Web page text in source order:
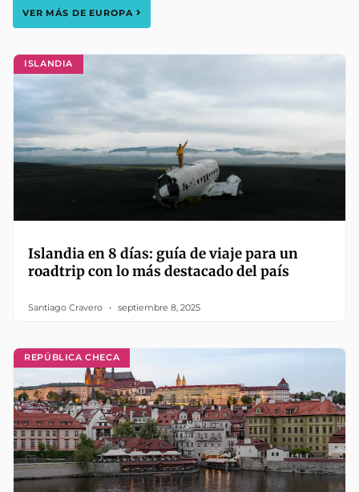
VER MÁS DE EUROPA
ISLANDIA
Islandia en 8 días: guía de viaje para un
roadtrip con lo más destacado del país
Santiago Cravero septiembre 8, 2025
REPÚBLICA CHECA